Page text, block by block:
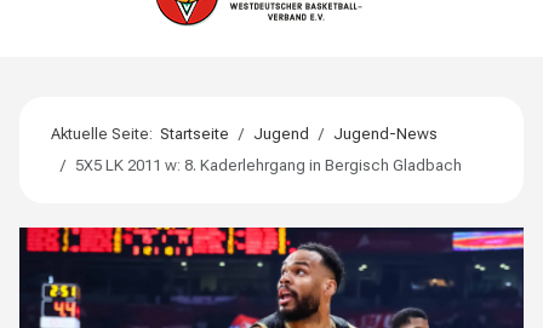
Aktuelle Seite:Startseite Jugend
Jugend-News
5X5 LK 2011 w: 8. Kaderlehrgang in Bergisch Gladbach